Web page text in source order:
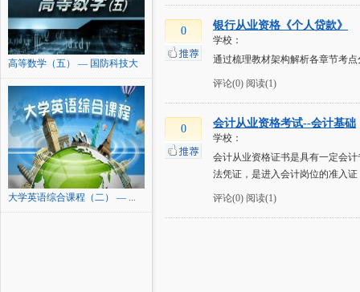
高等数学（五） — 国防科技大
学
大学英语综合课程（二） — ...
0 银行从业资格《个人贷款》
学校：
通过梳理教材架构解析各章节考
评论(0) 阅读(1)
0 会计从业资格考试--会计基础
学校：
会计从业资格证书是具有一定会
法凭证，是进入会计岗位的准入
评论(0) 阅读(1)